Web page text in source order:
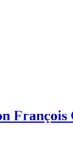
François